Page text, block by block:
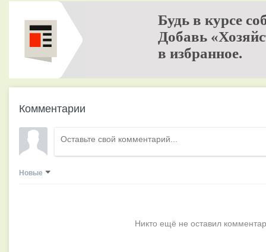
Будь в курсе
Добавь
в избранное.
Комментарии
Новые
Никто ещё не оставил